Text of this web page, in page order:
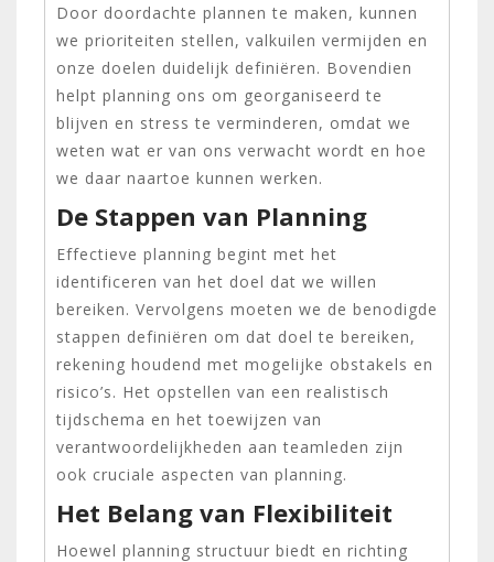
Door doordachte plannen te maken, kunnen
we prioriteiten stellen, valkuilen vermijden en
onze doelen duidelijk definiëren. Bovendien
helpt planning ons om georganiseerd te
blijven en stress te verminderen, omdat we
weten wat er van ons verwacht wordt en hoe
we daar naartoe kunnen werken.
De Stappen van Planning
Effectieve planning begint met het
identificeren van het doel dat we willen
bereiken. Vervolgens moeten we de benodigde
stappen definiëren om dat doel te bereiken,
rekening houdend met mogelijke obstakels en
risico’s. Het opstellen van een realistisch
tijdschema en het toewijzen van
verantwoordelijkheden aan teamleden zijn
ook cruciale aspecten van planning.
Het Belang van Flexibiliteit
Hoewel planning structuur biedt en richting